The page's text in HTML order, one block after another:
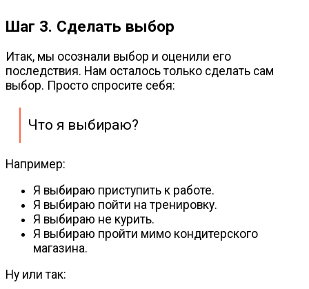
Шаг 3. Сделать выбор
Итак, мы осознали выбор и оценили его
последствия. Нам осталось только сделать сам
выбор. Просто спросите себя:
Что я выбираю?
Например:
Я выбираю приступить к работе.
Я выбираю пойти на тренировку.
Я выбираю не курить.
Я выбираю пройти мимо кондитерского
магазина.
Ну или так: